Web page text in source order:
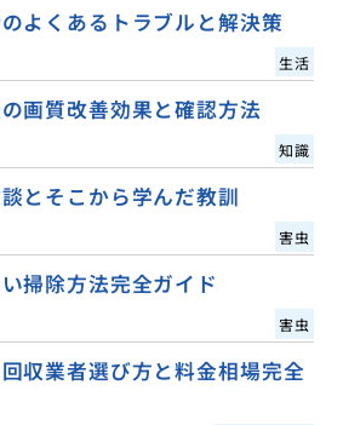
よくあるトラブルと解決策
生活
画質改善効果と確認方法
知識
とそこから学んだ教訓
害虫
掃除方法完全ガイド
害虫
収業者選び方と料金相場完全